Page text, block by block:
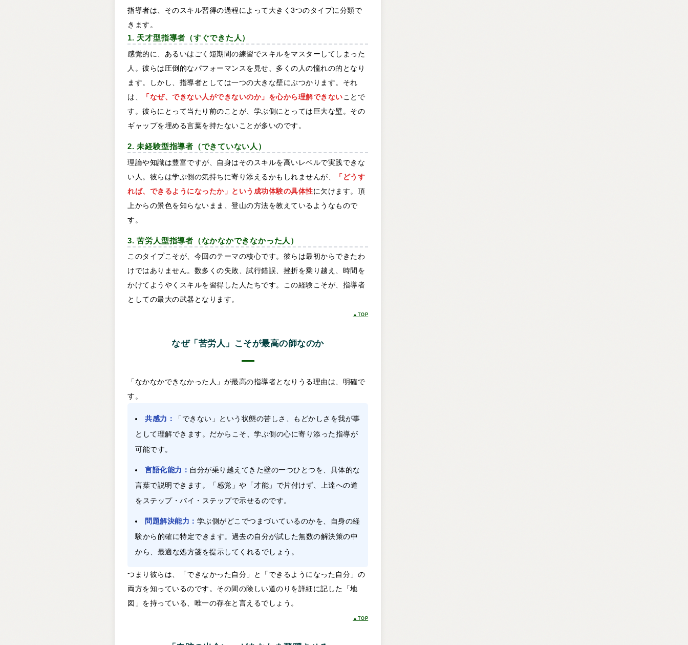
指導者は、そのスキル習得の過程によって大きく3つのタイプに分類で
きます。
1. 天才型指導者（すぐできた人）
感覚的に、あるいはごく短期間の練習でスキルをマスターしてしまった
人。彼らは圧倒的なパフォーマンスを見せ、多くの人の憧れの的となり
ます。しかし、指導者としては一つの大きな壁にぶつかります。それ
は、
「なぜ、できない人ができないのか」を心から理解できないことで
す。彼らにとって当たり前のことが、学ぶ側にとっては巨大な壁。その
ギャップを埋める言葉を持たないことが多いのです。
2. 未経験型指導者（できていない人）
理論や知識は豊富ですが、自身はそのスキルを高いレベルで実践できな
い人。彼らは学ぶ側の気持ちに寄り添えるかもしれませんが、
「どうす
れば、できるようになったか」という成功体験の具体性に欠けます。頂
上からの景色を知らないまま、登山の方法を教えているようなもので
す。
3. 苦労人型指導者（なかなかできなかった人）
このタイプこそが、今回のテーマの核心です。彼らは最初からできたわ
けではありません。数多くの失敗、試行錯誤、挫折を乗り越え、時間を
かけてようやくスキルを習得した人たちです。この経験こそが、指導者
としての最大の武器となります。
▲TOP
なぜ「苦労人」こそが最高の師なのか
「なかなかできなかった人」が最高の指導者となりうる理由は、明確で
す。
共感力：
「できない」という状態の苦しさ、もどかしさを我が事
として理解できます。だからこそ、学ぶ側の心に寄り添った指導が
可能です。
言語化能力： 自分が乗り越えてきた壁の一つひとつを、具体的な
言葉で説明できます。「感覚」や「才能」で片付けず、上達への道
をステップ・バイ・ステップで示せるのです。
問題解決能力： 学ぶ側がどこでつまづいているのかを、自身の経
験から的確に特定できます。過去の自分が試した無数の解決策の中
から、最適な処方箋を提示してくれるでしょう。
つまり彼らは、「できなかった自分」と「できるようになった自分」の
両方を知っているのです。その間の険しい道のりを詳細に記した「地
図」を持っている、唯一の存在と言えるでしょう。
▲TOP